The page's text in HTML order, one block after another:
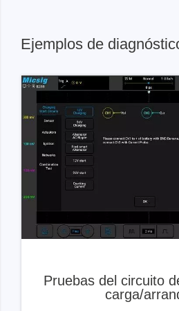
Ejemplos de
Pruebas del circuito
carga/